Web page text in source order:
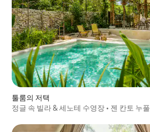
툴룸의 저택
정글 속 빌라 & 세노테 수영장 • 젠 칸토 누풀